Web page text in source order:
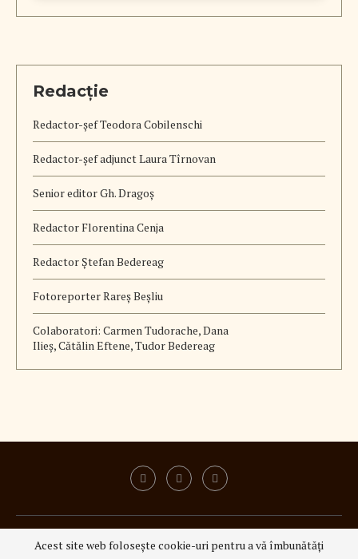
Redacție
Redactor-șefTeodora Cobilenschi
Redactor-șef adjunct Laura Tîrnovan
Senior editor Gh. Dragoș
Redactor Florentina Cenja
Redactor Ștefan Bedereag
Fotoreporter Rareș Beșliu
Colaboratori: Carmen Tudorache, Dana
Ilieș, Cătălin Eftene, Tudor Bedereag
@2023 - All Right Reserved.3Q Media
Acest site web folosește cookie-uri pentru a vă îmbunătăți